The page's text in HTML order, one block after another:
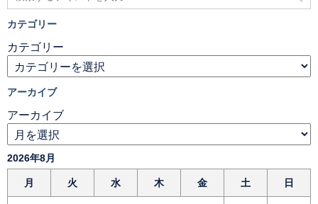
カテゴリー
カテゴリー
アーカイブ
アーカイブ
2026年8月
月 火 水 木 金 土 日